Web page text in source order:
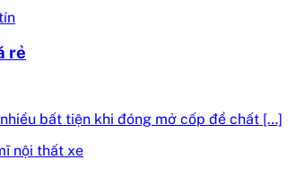
rẻ
bất tiện khi đóng mở cốp để chất […]